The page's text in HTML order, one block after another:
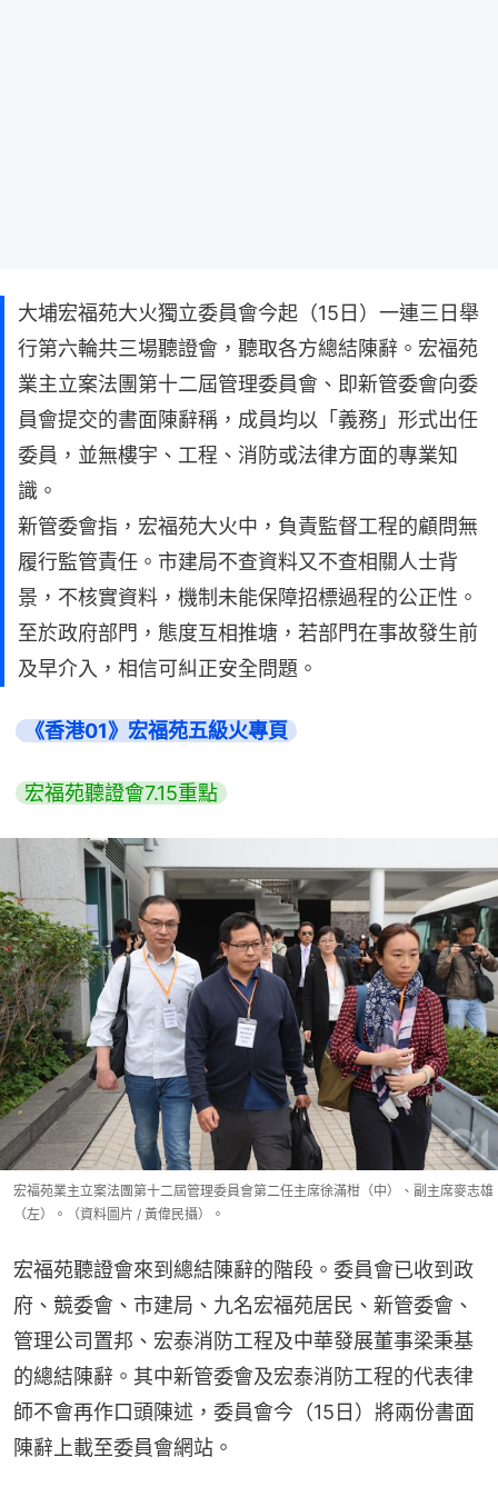
大埔宏福苑大火獨立委員會今起（15日）一連三日舉
行第六輪共三場聽證會，聽取各方總結陳辭。宏福苑
業主⽴案法團第⼗⼆屆管理委員會、即新管委會向委
員會提交的書面陳辭稱，成員均以「義務」形式出任
委員，並無樓宇、⼯程、消防或法律⽅⾯的專業知
識。
新管委會指，宏福苑大火中，負責監督工程的顧問無
履行監管責任。市建局不查資料又不查相關人士背
景，不核實資料，機制未能保障招標過程的公正性。
至於政府部門，態度互相推塘，若部門在事故發生前
及早介入，相信可糾正安全問題。
《香港01》宏福苑五級火專頁
宏福苑聽證會7.15重點
宏福苑業主立案法團第十二屆管理委員會第二任主席徐滿柑（中）、副主席麥志雄
（左）。（資料圖片 / 黃偉民攝）。
宏福苑聽證會來到總結陳辭的階段。委員會已收到政
府、競委會、市建局、九名宏福苑居民、新管委會、
管理公司置邦、宏泰消防工程及中華發展董事梁秉基
的總結陳辭。其中新管委會及宏泰消防工程的代表律
師不會再作口頭陳述，委員會今（15日）將兩份書面
陳辭上載至委員會網站。